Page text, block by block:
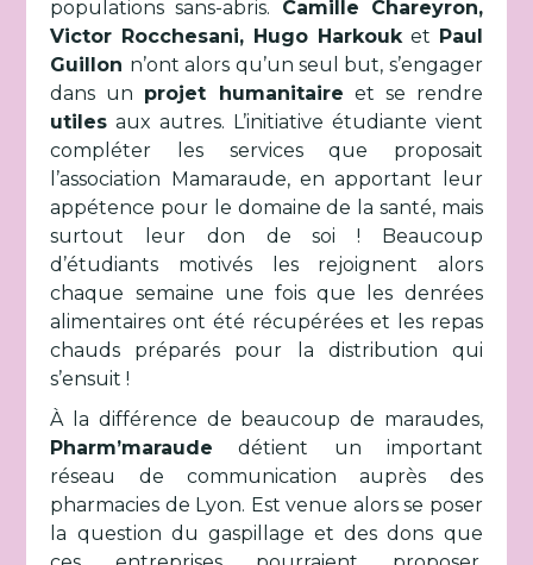
populations sans-abris. Camille Chareyron,
Victor Rocchesani, Hugo Harkouket Paul
Guillon n’ont alors qu’un seul but, s’engager
dans un projet humanitaire et se rendre
utiles aux autres. L’initiative étudiante vient
compléter les services que proposait
l’association Mamaraude, en apportant leur
appétence pour le domaine de la santé, mais
surtout leur don de soi ! Beaucoup
d’étudiants motivés les rejoignent alors
chaque semaine une fois que les denrées
alimentaires ont été récupérées et les repas
chauds préparés pour la distribution qui
s’ensuit !
À la différence de beaucoup de maraudes,
Pharm’maraude détient un important
réseau de communication auprès des
pharmacies de Lyon. Est venue alors se poser
la question du gaspillage et des dons que